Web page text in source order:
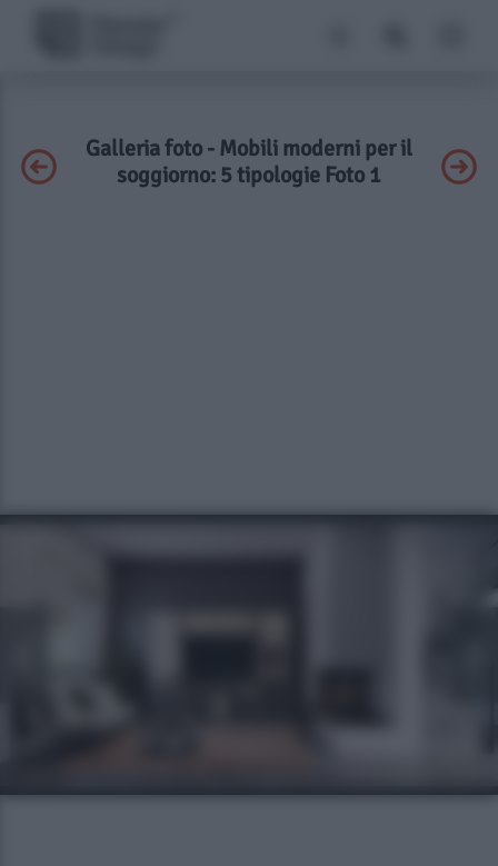
Galleria foto - Mobili moderni per il
soggiorno: 5 tipologie Foto 1